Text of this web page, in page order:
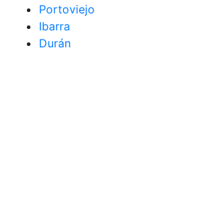
Portoviejo
Ibarra
Durán